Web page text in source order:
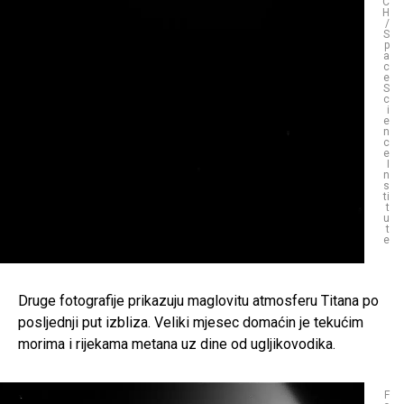
H
/
S
p
a
c
e
S
c
i
e
n
c
e
n
s
ti
t
u
t
e
Druge fotografije prikazuju maglovitu atmosferu Titana po
posljednji put izbliza. Veliki mjesec domaćin je tekućim
morima i rijekama metana uz dine od ugljikovodika.
F